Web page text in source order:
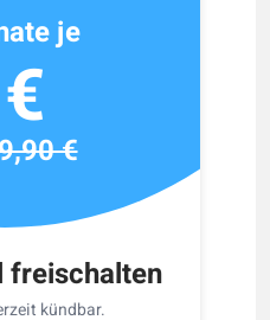
kündbar.
je
€